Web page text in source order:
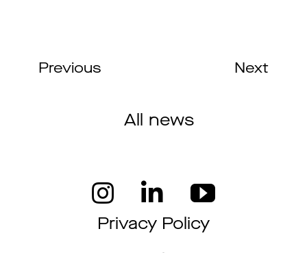
Previous Next
All news
Privacy Policy